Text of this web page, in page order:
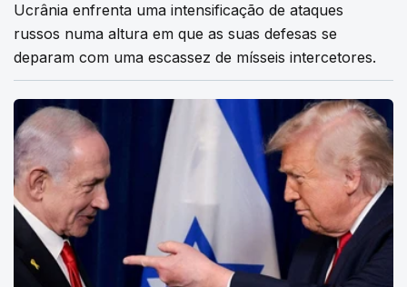
Ucrânia enfrenta uma intensificação de ataques
russos numa altura em que as suas defesas se
deparam com uma escassez de mísseis intercetores.